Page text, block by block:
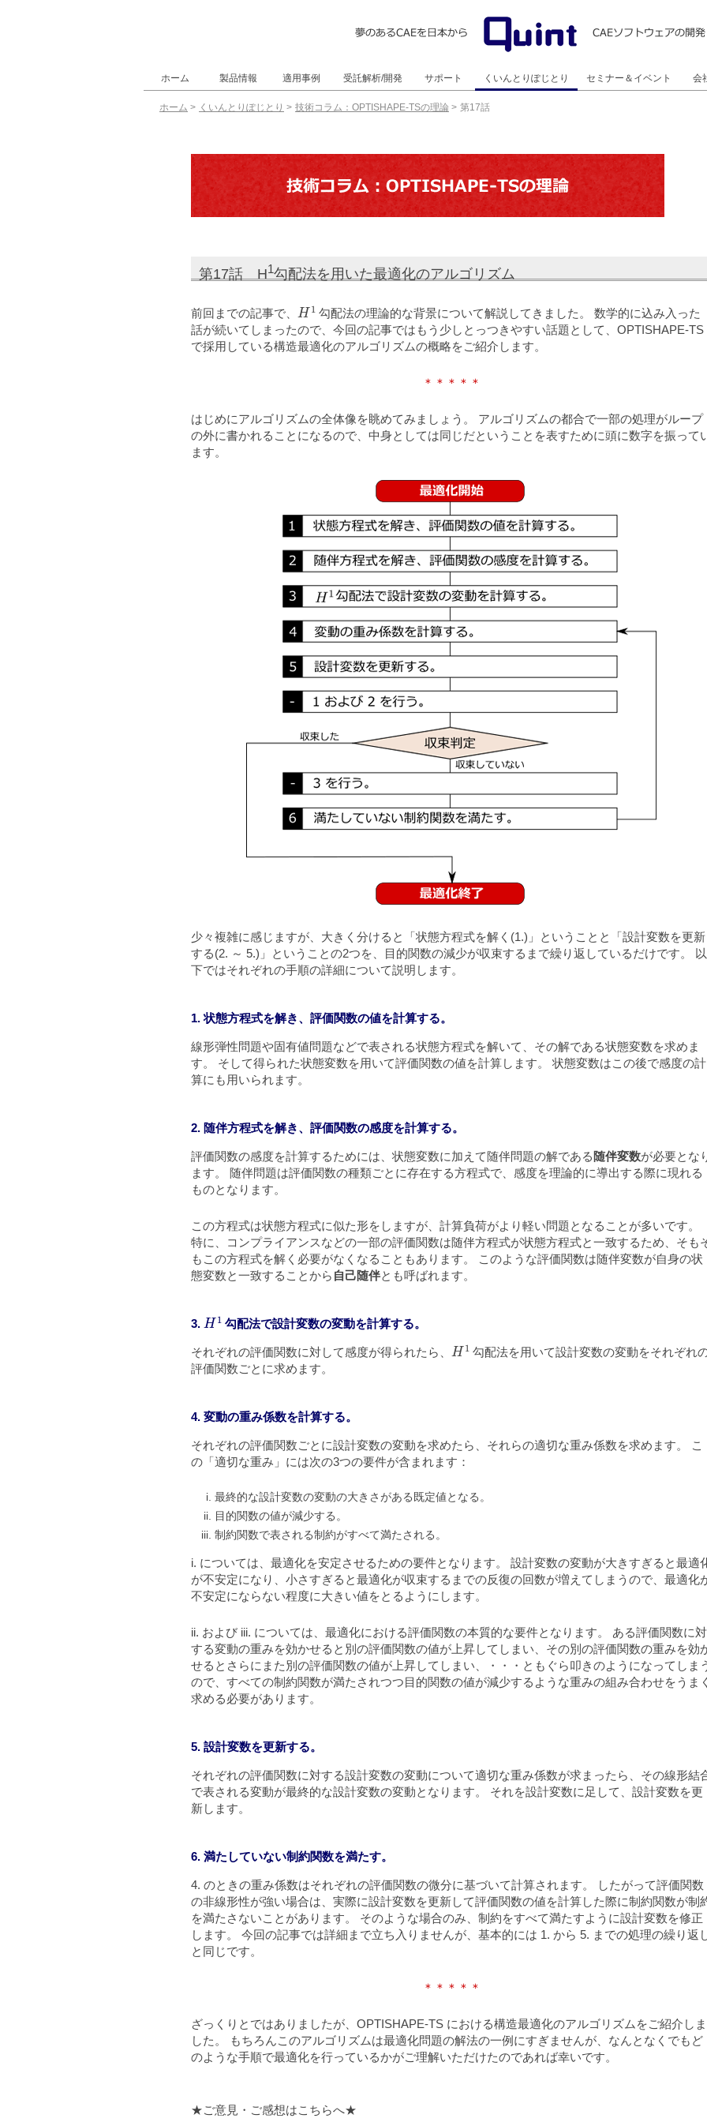
ホーム 製品情報
OPTISHAPE-TS
S-Generator
VOXELCON
AMDESS
HiramekiWorks
OPTISHAPE-ES
適用事例
OPTISHAPE-TS事例
S-Generator事例
VOXELCON事例
AMDESS事例
HiramekiWorks事例
解析ギャラリー
受託解析/開発 サポート くいんとりぽじとり
こらむ
どうが
セミナー＆イベント 会
ホーム > くいんとりぽじとり > 技術コラム：OPTISHAPE-TSの理論 > 第17話
第17話 H1勾配法を用いた最適化のアルゴリズム
前回までの記事で、 H1 勾配法の理論的な背景について解説してきました。 数学的に込み入った
話が続いてしまったので、今回の記事ではもう少しとっつきやすい話題として、OPTISHAPE-TS
で採用している構造最適化のアルゴリズムの概略をご紹介します。
＊＊＊＊＊
はじめにアルゴリズムの全体像を眺めてみましょう。 アルゴリズムの都合で一部の処理がループ
の外に書かれることになるので、中身としては同じだということを表すために頭に数字を振って
ます。
少々複雑に感じますが、大きく分けると「状態方程式を解く(1.)」ということと「設計変数を更新
する(2. ～ 5.)」ということの2つを、目的関数の減少が収束するまで繰り返しているだけです。 以
下ではそれぞれの手順の詳細について説明します。
1. 状態方程式を解き、評価関数の値を計算する。
線形弾性問題や固有値問題などで表される状態方程式を解いて、その解である状態変数を求めま
す。 そして得られた状態変数を用いて評価関数の値を計算します。 状態変数はこの後で感度の計
算にも用いられます。
2. 随伴方程式を解き、評価関数の感度を計算する。
評価関数の感度を計算するためには、状態変数に加えて随伴問題の解である 随伴変数が必要とな
ます。 随伴問題は評価関数の種類ごとに存在する方程式で、感度を理論的に導出する際に現れる
ものとなります。
この方程式は状態方程式に似た形をしますが、計算負荷がより軽い問題となることが多いです。
特に、コンプライアンスなどの一部の評価関数は随伴方程式が状態方程式と一致するため、そも
もこの方程式を解く必要がなくなることもあります。 このような評価関数は随伴変数が自身の状
態変数と一致することから 自己随伴とも呼ばれます。
3. H1 勾配法で設計変数の変動を計算する。
それぞれの評価関数に対して感度が得られたら、 H1 勾配法を用いて設計変数の変動をそれぞれ
評価関数ごとに求めます。
4. 変動の重み係数を計算する。
それぞれの評価関数ごとに設計変数の変動を求めたら、それらの適切な重み係数を求めます。 こ
の「適切な重み」には次の3つの要件が含まれます：
最終的な設計変数の変動の大きさがある既定値となる。
目的関数の値が減少する。
制約関数で表される制約がすべて満たされる。
i. については、最適化を安定させるための要件となります。 設計変数の変動が大きすぎると最適
が不安定になり、小さすぎると最適化が収束するまでの反復の回数が増えてしまうので、最適化
不安定にならない程度に大きい値をとるようにします。
ii. および iii. については、最適化における評価関数の本質的な要件となります。 ある評価関数に対
する変動の重みを効かせると別の評価関数の値が上昇してしまい、その別の評価関数の重みを効
せるとさらにまた別の評価関数の値が上昇してしまい、・・・ともぐら叩きのようになってしま
ので、すべての制約関数が満たされつつ目的関数の値が減少するような重みの組み合わせをうまく
求める必要があります。
5. 設計変数を更新する。
それぞれの評価関数に対する設計変数の変動について適切な重み係数が求まったら、その線形結
で表される変動が最終的な設計変数の変動となります。 それを設計変数に足して、設計変数を更
新します。
6. 満たしていない制約関数を満たす。
4. のときの重み係数はそれぞれの評価関数の微分に基づいて計算されます。 したがって評価関数
の非線形性が強い場合は、実際に設計変数を更新して評価関数の値を計算した際に制約関数が制
を満たさないことがあります。 そのような場合のみ、制約をすべて満たすように設計変数を修正
します。 今回の記事では詳細まで立ち入りませんが、基本的には 1. から 5. までの処理の繰り返
と同じです。
＊＊＊＊＊
ざっくりとではありましたが、OPTISHAPE-TS における構造最適化のアルゴリズムをご紹介しま
した。 もちろんこのアルゴリズムは最適化問題の解法の一例にすぎませんが、なんとなくでもど
のような手順で最適化を行っているかがご理解いただけたのであれば幸いです。
★ご意見・ご感想はこちらへ★